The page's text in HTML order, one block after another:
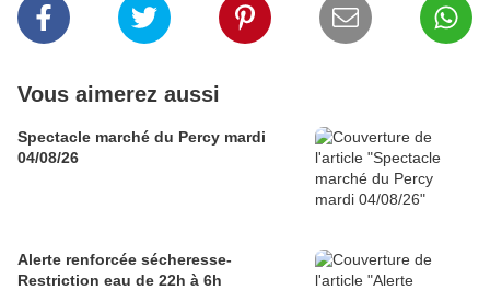
Vous aimerez aussi
Spectacle marché du Percy mardi
04/08/26
Alerte renforcée sécheresse-
Restriction eau de 22h à 6h